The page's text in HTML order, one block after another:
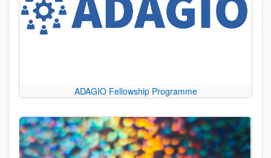
ADAGIO Fellowship Programme